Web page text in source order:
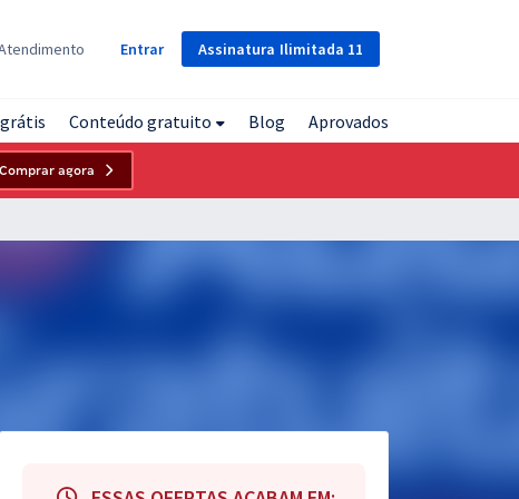
Assinatura Ilimitada 11
Entrar
Conteúdo gratuito Blog Aprovados
Comprar agora